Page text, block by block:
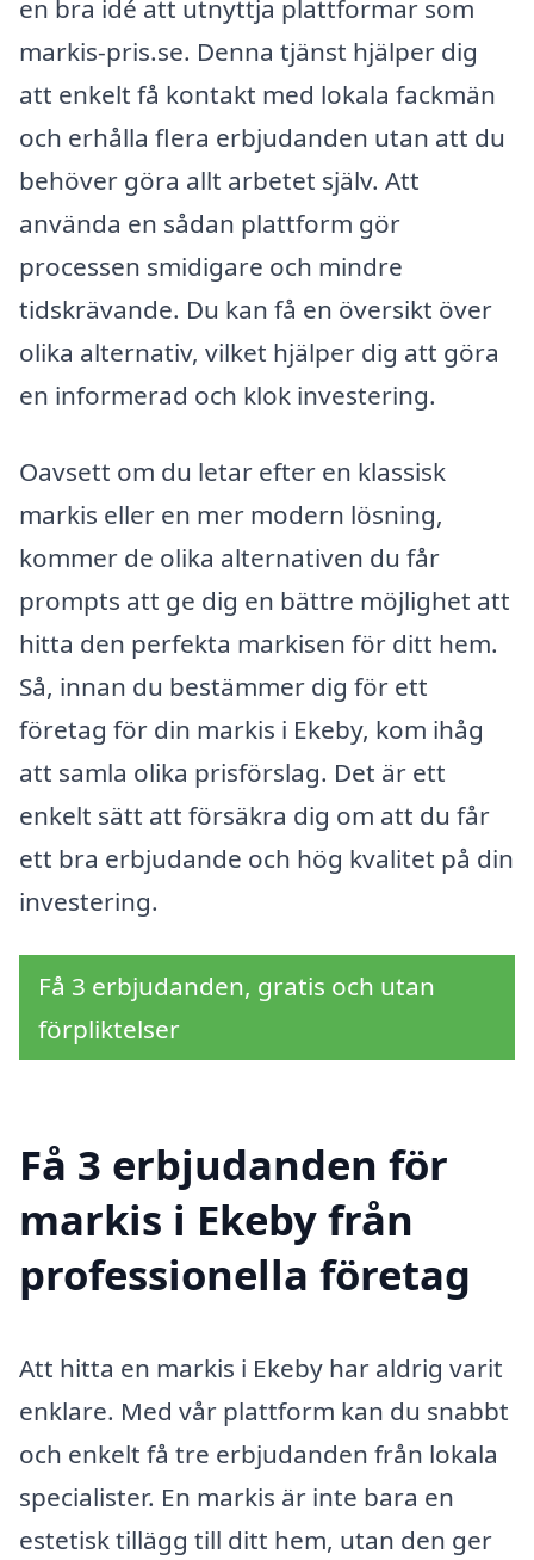
en bra idé att utnyttja plattformar som
markis-pris.se. Denna tjänst hjälper dig
att enkelt få kontakt med lokala fackmän
och erhålla flera erbjudanden utan att du
behöver göra allt arbetet själv. Att
använda en sådan plattform gör
processen smidigare och mindre
tidskrävande. Du kan få en översikt över
olika alternativ, vilket hjälper dig att göra
en informerad och klok investering.
Oavsett om du letar efter en klassisk
markis eller en mer modern lösning,
kommer de olika alternativen du får
prompts att ge dig en bättre möjlighet att
hitta den perfekta markisen för ditt hem.
Så, innan du bestämmer dig för ett
företag för din markis i Ekeby, kom ihåg
att samla olika prisförslag. Det är ett
enkelt sätt att försäkra dig om att du får
ett bra erbjudande och hög kvalitet på din
investering.
Få 3 erbjudanden, gratis och utan
förpliktelser
Få 3 erbjudanden för
markis i Ekeby från
professionella företag
Att hitta en markis i Ekeby har aldrig varit
enklare. Med vår plattform kan du snabbt
och enkelt få tre erbjudanden från lokala
specialister. En markis är inte bara en
estetisk tillägg till ditt hem, utan den ger